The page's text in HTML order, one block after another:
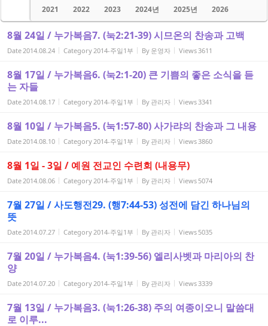
2021
2022 2023 2024년 2025년 2026
8월 24일 / 누가복음7. (눅2:21-39) 시므온의 찬송과 고백
Date2014.08.24 Category2014-주일1부 By 운영자 Views3611
8월 17일 / 누가복음6. (눅2:1-20) 큰 기쁨의 좋은 소식을 듣
는 자들
Date2014.08.17 Category2014-주일1부 By 관리자 Views3341
8월 10일 / 누가복음5. (눅1:57-80) 사가랴의 찬송과 그 내용
Date2014.08.10 Category2014-주일1부 By 관리자 Views3860
8월 1일 - 3일 / 예원 전교인 수련회 (내용무)
Date2014.08.06 Category2014-주일1부 By 관리자 Views 5074
7월 27일 / 사도행전29. (행7:44-53) 성전에 담긴 하나님의
뜻
Date2014.07.27 Category2014-주일1부 By 관리자 Views 5035
7월 20일 / 누가복음4. (눅1:39-56) 엘리사벳과 마리아의 찬
양
Date2014.07.20 Category2014-주일1부 By 관리자 Views3339
7월 13일 / 누가복음3. (눅1:26-38) 주의 여종이오니 말씀대
로 이루...